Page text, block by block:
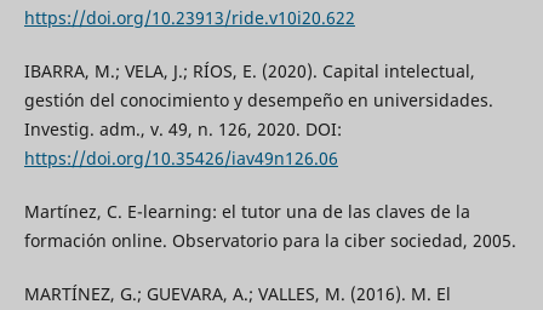
https://doi.org/10.23913/ride.v10i20.622
IBARRA, M.; VELA, J.; RÍOS, E. (2020). Capital intelectual,
gestión del conocimiento y desempeño en universidades.
Investig. adm., v. 49, n. 126, 2020. DOI:
https://doi.org/10.35426/iav49n126.06
Martínez, C. E-learning: el tutor una de las claves de la
formación online. Observatorio para la ciber sociedad, 2005.
MARTÍNEZ, G.; GUEVARA, A.; VALLES, M. (2016). M. El